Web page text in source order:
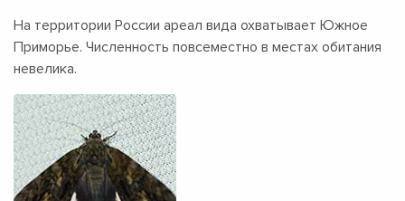
На территории России ареал вида охватывает Южное
Приморье. Численность повсеместно в местах обитания
невелика.